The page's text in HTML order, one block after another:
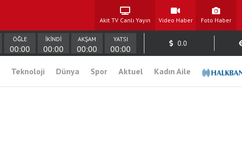
Akit TV Canlı Yayın Video Haber Foto Haber
ÖĞLE
00:00
İKİNDİ
00:00
AKŞAM
00:00
YATSI
00:00
0.0
Teknoloji Dünya Spor Aktuel Kadın Aile